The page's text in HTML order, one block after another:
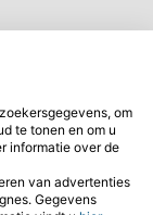
om
te tonen en om u
informatie over de
van advertenties
Gegevens